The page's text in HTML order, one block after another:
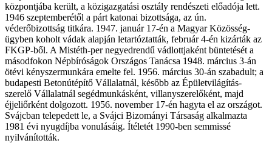
központjába került, a közigazgatási osztály rendészeti előadója lett.
1946 szeptemberétől a párt katonai bizottsága, az ún.
véderőbizottság titkára. 1947. január 17-én a Magyar Közösség-
ügyben koholt vádak alapján letartóztatták, február 4-én kizárták az
FKGP-ből. A Mistéth-per negyedrendű vádlottjaként büntetését a
másodfokon Népbíróságok Országos Tanácsa 1948. március 3-án
ötévi kényszermunkára emelte fel. 1956. március 30-án szabadult; a
budapesti Betonútépítő Vállalatnál, később az Épületvilágítás-
szerelő Vállalatnál segédmunkásként, villanyszerelőként, majd
éjjeliőrként dolgozott. 1956. november 17-én hagyta el az országot.
Svájcban telepedett le, a Svájci Bizományi Társaság alkalmazta
1981 évi nyugdíjba vonulásáig. Ítéletét 1990-ben semmissé
nyilvánították.